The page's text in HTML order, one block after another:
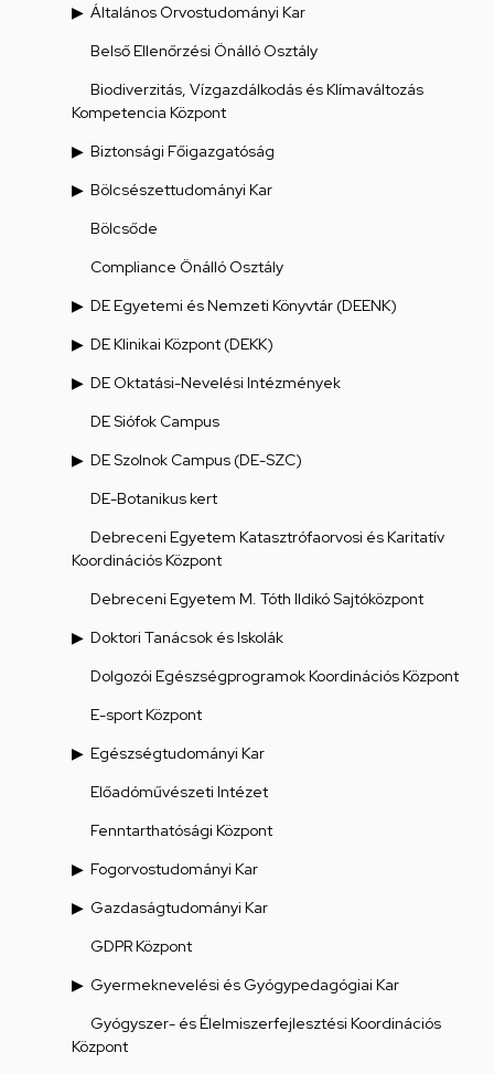
Általános Orvostudományi Kar
Belső Ellenőrzési Önálló Osztály
Biodiverzitás, Vízgazdálkodás és Klímaváltozás
Kompetencia Központ
Biztonsági Főigazgatóság
Bölcsészettudományi Kar
Bölcsőde
Compliance Önálló Osztály
DE Egyetemi és Nemzeti Könyvtár (DEENK)
DE Klinikai Központ (DEKK)
DE Oktatási-Nevelési Intézmények
DE Siófok Campus
DE Szolnok Campus (DE-SZC)
DE-Botanikus kert
Debreceni Egyetem Katasztrófaorvosi és Karitatív
Koordinációs Központ
Debreceni Egyetem M. Tóth Ildikó Sajtóközpont
Doktori Tanácsok és Iskolák
Dolgozói Egészségprogramok Koordinációs Központ
E-sport Központ
Egészségtudományi Kar
Előadóművészeti Intézet
Fenntarthatósági Központ
Fogorvostudományi Kar
Gazdaságtudományi Kar
GDPR Központ
Gyermeknevelési és Gyógypedagógiai Kar
Gyógyszer- és Élelmiszerfejlesztési Koordinációs
Központ